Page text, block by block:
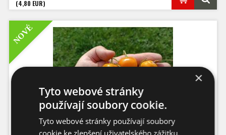
(4,80 EUR)
NOVÉ
Rocoto Costa Rica Yellow 10 ks chilli
×
Tyto webové stránky
používají soubory cookie.
Tyto webové stránky používají soubory
cookie ke zlepšení uživatelského zážitku.